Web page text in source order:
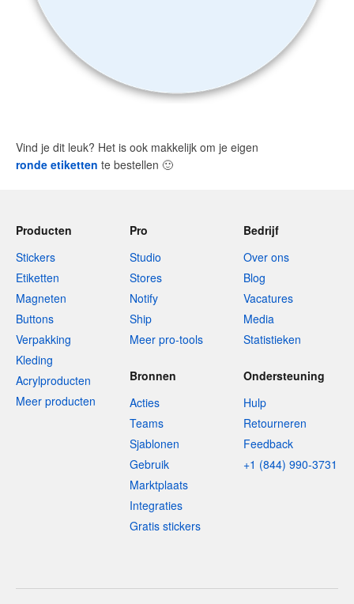
Vind je dit leuk? Het is ook makkelijk om je eigen
ronde etiketten te bestellen 🙂
Producten
Stickers
Etiketten
Magneten
Buttons
Verpakking
Kleding
Acrylproducten
Meer producten
Pro
Studio
Stores
Notify
Ship
Meer pro-tools
Bedrijf
Over ons
Blog
Vacatures
Media
Statistieken
Bronnen
Acties
Teams
Sjablonen
Gebruik
Marktplaats
Integraties
Gratis stickers
Ondersteuning
Hulp
Retourneren
Feedback
+1 (844) 990-3731